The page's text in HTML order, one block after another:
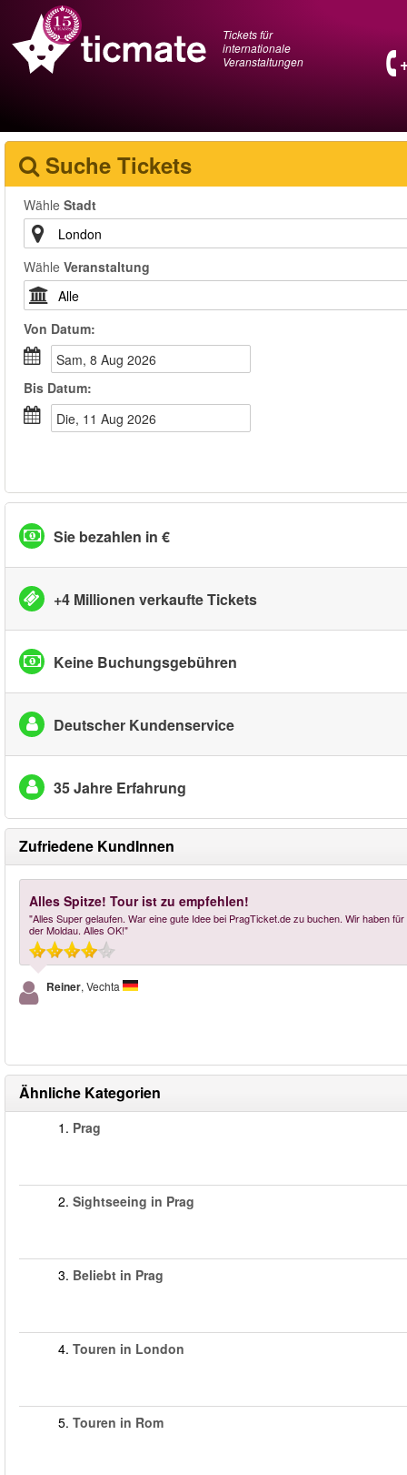
Tickets für
internationale
Veranstaltungen
Suche Tickets
Wähle Stadt
Wähle Veranstaltung
Von Datum:
Sam, 8 Aug 2026
Bis Datum:
Die, 11 Aug 2026
Sie bezahlen in €
+4 Millionen verkaufte Tickets
Keine Buchungsgebühren
Deutscher Kundenservice
35 Jahre Erfahrung
Zufriedene KundInnen
Alles Spitze! Tour ist zu empfehlen!
"Alles Super gelaufen. War eine gute Idee bei PragTicket.de zu buchen. Wir haben
der Moldau. Alles OK!"
Reiner, Vechta
Ähnliche Kategorien
1. Prag
2. Sightseeing in Prag
3. Beliebt in Prag
4. Touren in London
5. Touren in Rom